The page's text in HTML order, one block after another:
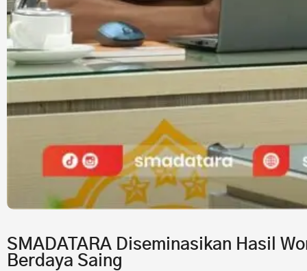
SMADATARA Diseminasikan Hasil
Berdaya Saing